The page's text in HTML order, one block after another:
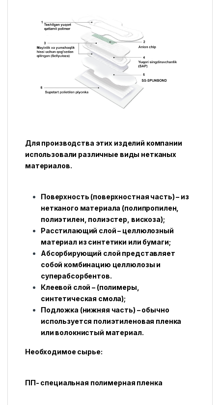
Для производства этих изделий компании
использовали различные виды нетканых
материалов.
Поверхность (поверхностная часть) – из
нетканого материала (полипропилен,
полиэтилен, полиэстер, вискоза);
Расстилающий слой – целлюлозный
материал из синтетики или бумаги;
Абсорбирующий слой представляет
собой комбинацию целлюлозы и
суперабсорбентов.
Клеевой слой – (полимеры,
синтетическая смола);
Подложка (нижняя часть) – обычно
используется полиэтиленовая пленка
или волокнистый материал.
Необходимое сырье:
ПП- специальная полимерная пленка